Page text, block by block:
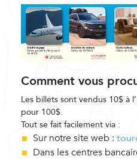
Comment vous
Les billets sont vendus 10$ à
pour 100$.
Tout se fait facilement via :
Sur notre site web :
Dans les centres